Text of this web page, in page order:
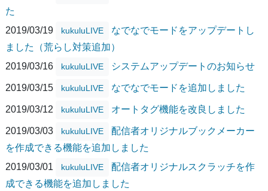
た
2019/03/19
kukuluLIVE
なでなでモードをアップデートし
ました（荒らし対策追加）
2019/03/16
kukuluLIVE システムアップデートのお知らせ
2019/03/15 kukuluLIVE なでなでモードを追加しました
2019/03/12 kukuluLIVE オートタグ機能を改良しました
2019/03/03 kukuluLIVE
配信者オリジナルブックメーカー
を作成できる機能を追加しました
2019/03/01
kukuluLIVE
配信者オリジナルスクラッチを作
成できる機能を追加しました